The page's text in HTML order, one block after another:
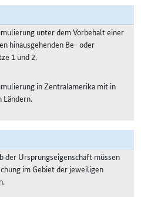
unter dem Vorbehalt einer
hinausgehenden Be- oder
1 und 2.
in Zentralamerika mit in
Ländern.
der Ursprungseigenschaft müssen
im Gebiet der jeweiligen